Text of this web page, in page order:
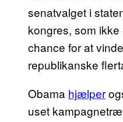
senatvalget i
kongres, som
chance for at
republikanske
Obama hjælper
uset